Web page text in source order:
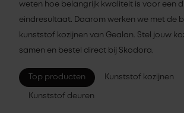
weten hoe belangrijk kwaliteit is voor een
eindresultaat. Daarom werken we met de
kunststof kozijnen van Gealan. Stel jouw
samen en bestel direct bij Skodora.
Top producten Kunststof kozijnen
Kunststof deuren